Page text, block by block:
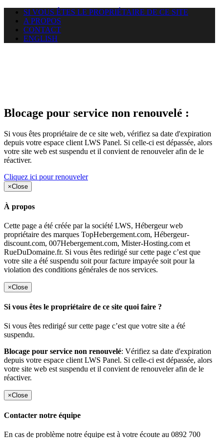
SI VOUS ÊTES LE PROPRIÉTAIRE DE CE SITE
A PROPOS
CONTACT
ENGLISH
Blocage pour service non renouvelé :
Si vous êtes propriétaire de ce site web, vérifiez sa date d'expiration
depuis votre espace client LWS Panel. Si celle-ci est dépassée, alors
votre site web est suspendu et il convient de renouveler afin de le
réactiver.
Cliquez ici pour renouveler
×Close
À propos
Cette page a été créée par la société LWS, Hébergeur web
propriétaire des marques TopHebergement.com, Hébergeur-
discount.com, 007Hebergement.com, Mister-Hosting.com et
RueDuDomaine.fr. Si vous êtes redirigé sur cette page c’est que
votre site a été suspendu soit pour facture impayée soit pour la
violation des conditions générales de nos services.
×Close
Si vous êtes le propriétaire de ce site quoi faire ?
Si vous êtes redirigé sur cette page c’est que votre site a été
suspendu.
Blocage pour service non renouvelé: Vérifiez sa date d'expiration
depuis votre espace client LWS Panel. Si celle-ci est dépassée, alors
votre site web est suspendu et il convient de renouveler afin de le
réactiver.
×Close
Contacter notre équipe
En cas de problème notre équipe est à votre écoute au 0892 700